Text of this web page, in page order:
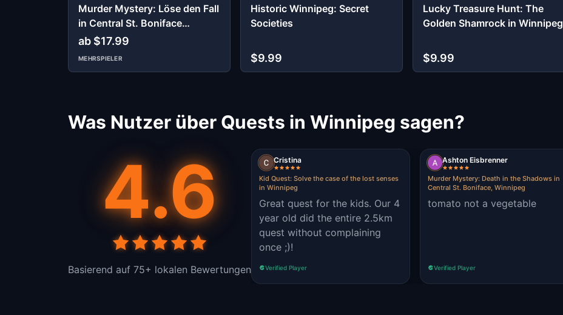
Murder Mystery: Löse den Fall
in Central St. Boniface
Winnipeg
ab $17.99
MEHRSPIELER
Historic Winnipeg: Secret
Societies
$9.99
Lucky Treasure Hunt: The
Golden Shamrock in Winnipeg
$9.99
Was Nutzer über Quests in Winnipeg sagen?
4.6
Basierend auf 75+ lokalen Bewertungen
Cristina
Kid Quest: Solve the case of the lost senses
in Winnipeg
Great quest for the kids. Our 4
year old did the entire 2.5km
quest without complaining
once ;)!
Verified Player
Ashton Eisbrenner
Murder Mystery: Death in the Shadows in
Central St. Boniface, Winnipeg
tomato not a vegetable
Verified Player